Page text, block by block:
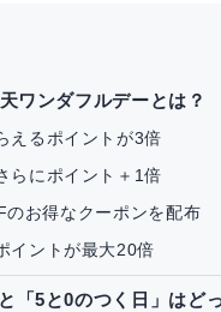
ワンダフルデーとは？
えるポイントが3倍
らにポイント＋1倍
お得なクーポンを配布
イントが最大20倍
「5と0のつく日」はど